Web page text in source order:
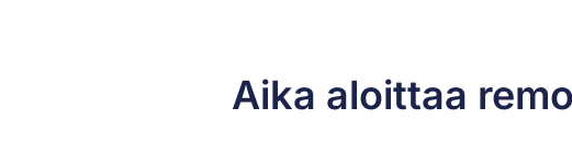
Aika aloittaa